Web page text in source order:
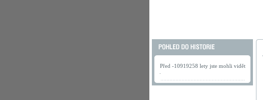
Před -10919258 lety jste mohli vidět